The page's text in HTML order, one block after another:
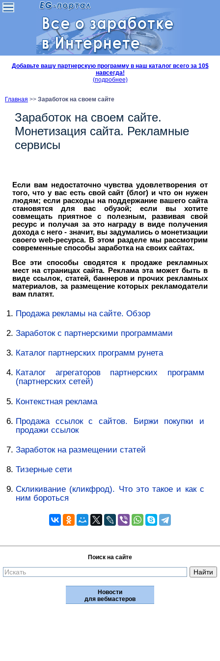
Добавьте вашу партнерскую программу в наш каталог всего за 10$
навсегда!
(подробнее)
Главная >> Заработок на своем сайте
Заработок на своем сайте.
Монетизация сайта. Рекламные
сервисы
Если вам недостаточно чувства удовлетворения от
того, что у вас есть свой сайт (блог) и что он нужен
людям; если расходы на поддержание вашего сайта
становятся для вас обузой; если вы хотите
совмещать приятное с полезным, развивая свой
ресурс и получая за это награду в виде получения
дохода с него - значит, вы задумались о монетизации
своего web-ресурса. В этом разделе мы рассмотрим
современные способы заработка на своих сайтах.
Все эти способы сводятся к продаже рекламных
мест на страницах сайта. Реклама эта может быть в
виде ссылок, статей, баннеров и прочих рекламных
материалов, за размещение которых рекламодатели
вам платят.
Продажа рекламы на сайте. Обзор
Заработок с партнерскими программами
Каталог партнерских программ рунета
Каталог агрегаторов партнерских программ
(партнерских сетей)
Контекстная реклама
Продажа ссылок с сайтов. Биржи покупки и
продажи ссылок
Заработок на размещении статей
Тизерные сети
Скликивание (кликфрод). Что это такое и как с
ним бороться
Поиск на сайте
Новости
для вебмастеров